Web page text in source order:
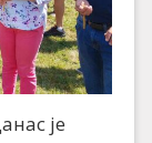
је